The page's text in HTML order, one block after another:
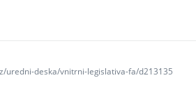
uredni-deska/vnitrni-legislativa-fa/d213135